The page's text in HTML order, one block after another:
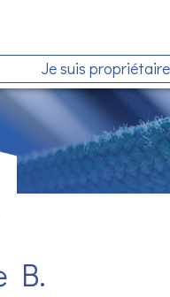
Je suis propriétaire
B.